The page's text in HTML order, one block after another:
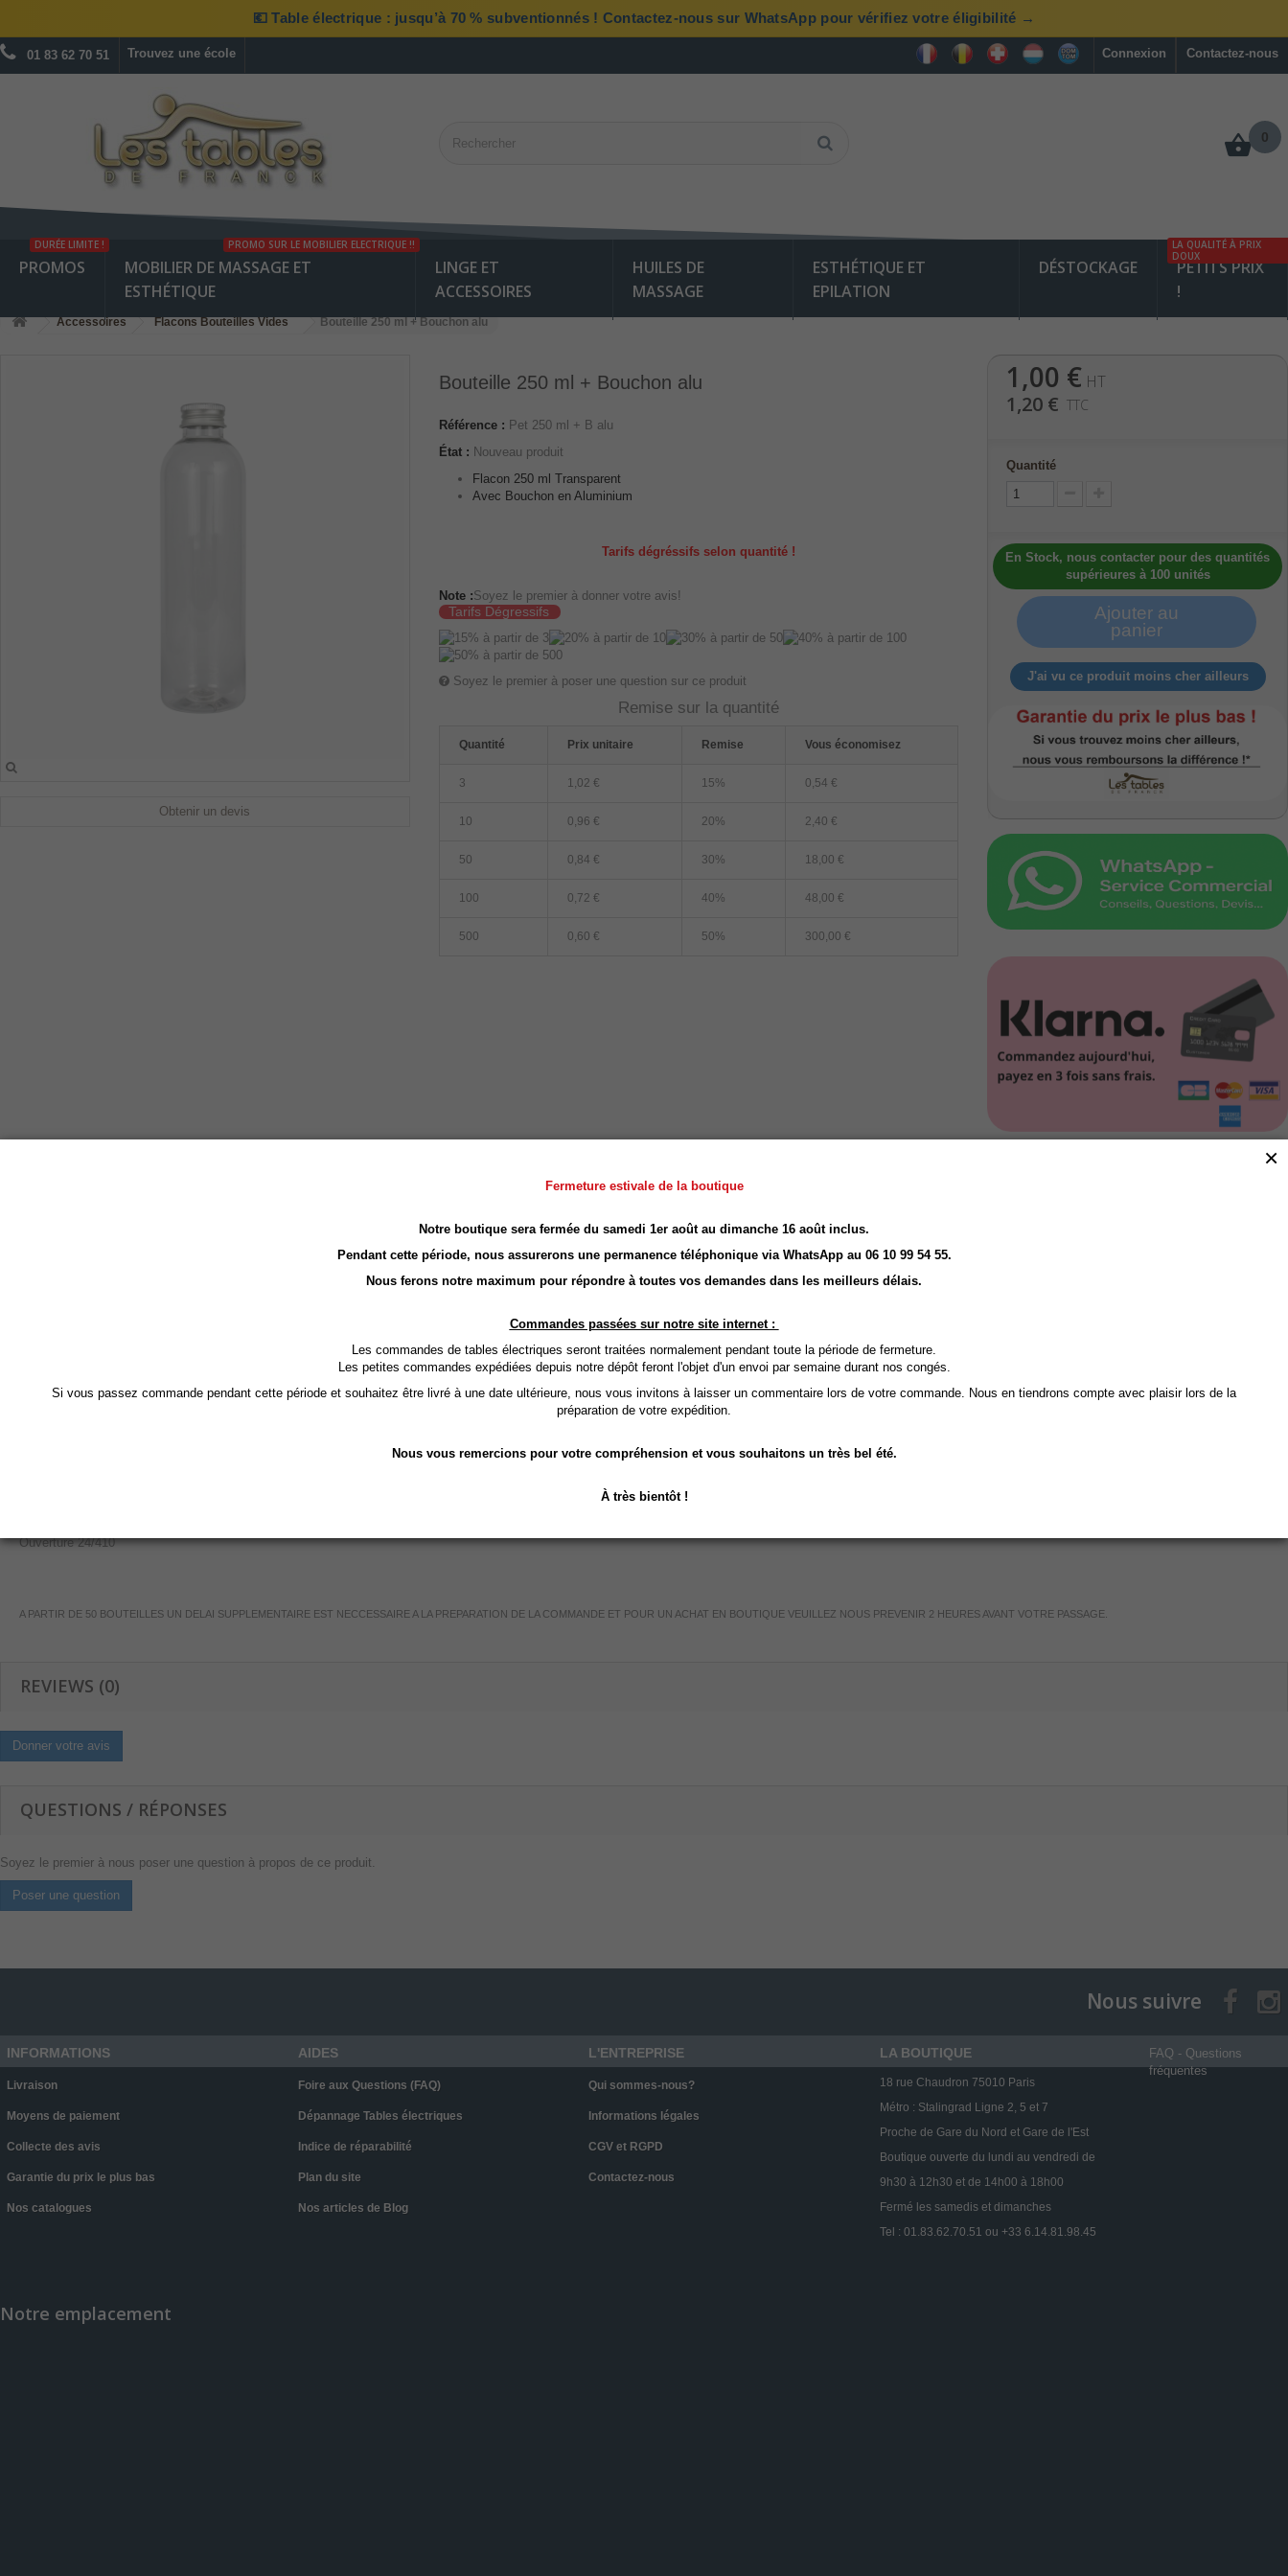
💶 Table électrique : jusqu’à 70 % subventionnés ! Contactez-nous sur WhatsApp pour vérifiez votre éligibilité →
Contactez-nous
01 83 62 70 51 Trouvez une école Connexion
0
PROMOS
DURÉE LIMITE !
MOBILIER DE MASSAGE ET
ESTHÉTIQUE
PROMO SUR LE MOBILIER ELECTRIQUE !!
LINGE ET
ACCESSOIRES
HUILES DE
MASSAGE
ESTHÉTIQUE ET
EPILATION
DÉSTOCKAGE
PETITS PRIX
!
LA QUALITÉ À PRIX
DOUX
Accessoires Flacons Bouteilles Vides Bouteille 250 ml + Bouchon alu
Obtenir un devis
Bouteille 250 ml + Bouchon alu
Référence : Pet 250 ml + B alu
État : Nouveau produit
Flacon 250 ml Transparent
Avec Bouchon en Aluminium
Tarifs dégréssifs selon quantité !
Note :Soyez le premier à donner votre avis!
Tarifs Dégressifs
Soyez le premier à poser une question sur ce produit
Remise sur la quantité
Quantité Prix unitaire Remise Vous économisez
3 1,02 € 15% 0,54 €
10 0,96 € 20% 2,40 €
50 0,84 € 30% 18,00 €
100 0,72 € 40% 48,00 €
500 0,60 € 50% 300,00 €
1,00 € HT
1,20 € TTC
Quantité
En Stock, nous contacter pour des quantités
supérieures à 100 unités
Ajouter au
panier
J'ai vu ce produit moins cher ailleurs
Ouverture 24/410
A PARTIR DE 50 BOUTEILLES UN DELAI SUPPLEMENTAIRE EST NECCESSAIRE A LA PREPARATION DE LA COMMANDE ET POUR UN ACHAT EN BOUTIQUE VEUILLEZ NOUS PREVENIR 2 HEURES AVANT VOTRE PASSAGE.
REVIEWS (0)
Donner votre avis
QUESTIONS / RÉPONSES
Soyez le premier à nous poser une question à propos de ce produit.
Poser une question
Nous suivre
INFORMATIONS
Livraison
Moyens de paiement
Collecte des avis
Garantie du prix le plus bas
Nos catalogues
AIDES
Foire aux Questions (FAQ)
Dépannage Tables électriques
Indice de réparabilité
Plan du site
Nos articles de Blog
L'ENTREPRISE
Qui sommes-nous?
Informations légales
CGV et RGPD
Contactez-nous
LA BOUTIQUE
18 rue Chaudron 75010 Paris
Métro : Stalingrad Ligne 2, 5 et 7
Proche de Gare du Nord et Gare de l'Est
Boutique ouverte du lundi au vendredi de
9h30 à 12h30 et de 14h00 à 18h00
Fermé les samedis et dimanches
Tel : 01.83.62.70.51 ou +33 6.14.81.98.45
Notre emplacement
FAQ - Questions
fréquentes
Fermeture estivale de la boutique
Notre boutique sera fermée du samedi 1er août au dimanche 16 août inclus.
Pendant cette période, nous assurerons une permanence téléphonique via WhatsApp au 06 10 99 54 55.
Nous ferons notre maximum pour répondre à toutes vos demandes dans les meilleurs délais.
Commandes passées sur notre site internet :
Les commandes de tables électriques seront traitées normalement pendant toute la période de fermeture.
Les petites commandes expédiées depuis notre dépôt feront l'objet d'un envoi par semaine durant nos congés.
Si vous passez commande pendant cette période et souhaitez être livré à une date ultérieure, nous vous invitons à laisser un commentaire lors de votre commande. Nous en tiendrons compte avec plaisir lors de la
préparation de votre expédition.
Nous vous remercions pour votre compréhension et vous souhaitons un très bel été.
À très bientôt !
×